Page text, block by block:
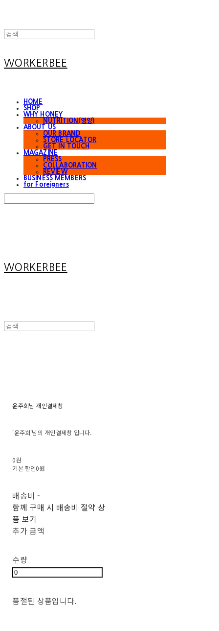
WORKERBEE
HOME
SHOP
WHY HONEY
NUTRITION(영양)
ABOUT US
OUR BRAND
STORE LOCATOR
GET IN TOUCH
MAGAZINE
PRESS
COLLABORATION
REVIEW
BUSINESS MEMBERS
for Foreigners
WORKERBEE
윤주희님 개인결제창
'윤주희'님의 개인결제창 입니다.
0원
기본 할인0원
배송비 -
함께 구매 시 배송비 절약 상
품 보기
추가 금액
수량
품절된 상품입니다.